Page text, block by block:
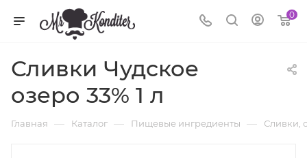
0
Сливки Чудское
озеро 33% 1 л
Главная — Каталог — Пищевые ингредиенты — Сливки,